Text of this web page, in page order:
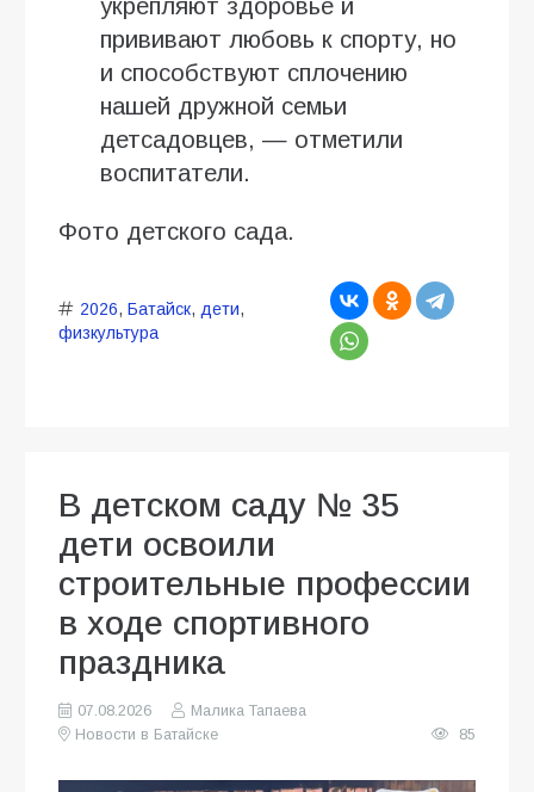
укрепляют здоровье и
прививают любовь к спорту, но
и способствуют сплочению
нашей дружной семьи
детсадовцев, — отметили
воспитатели.
Фото детского сада.
2026, Батайск, дети,
физкультура
В детском саду № 35
дети освоили
строительные профессии
в ходе спортивного
праздника
07.08.2026
Малика Тапаева
Новости в Батайске
85